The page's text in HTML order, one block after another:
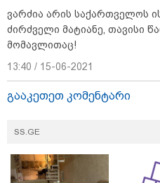
-
ვარძია არის საქართველოს
ძირძველი მატიანე, თავისი
მომავლითაც!
13:40 / 15-06-2021
გააკეთეთ კომენტარი
SS.GE